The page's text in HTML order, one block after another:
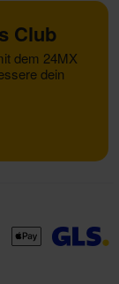
Club
dem 24MX
dein